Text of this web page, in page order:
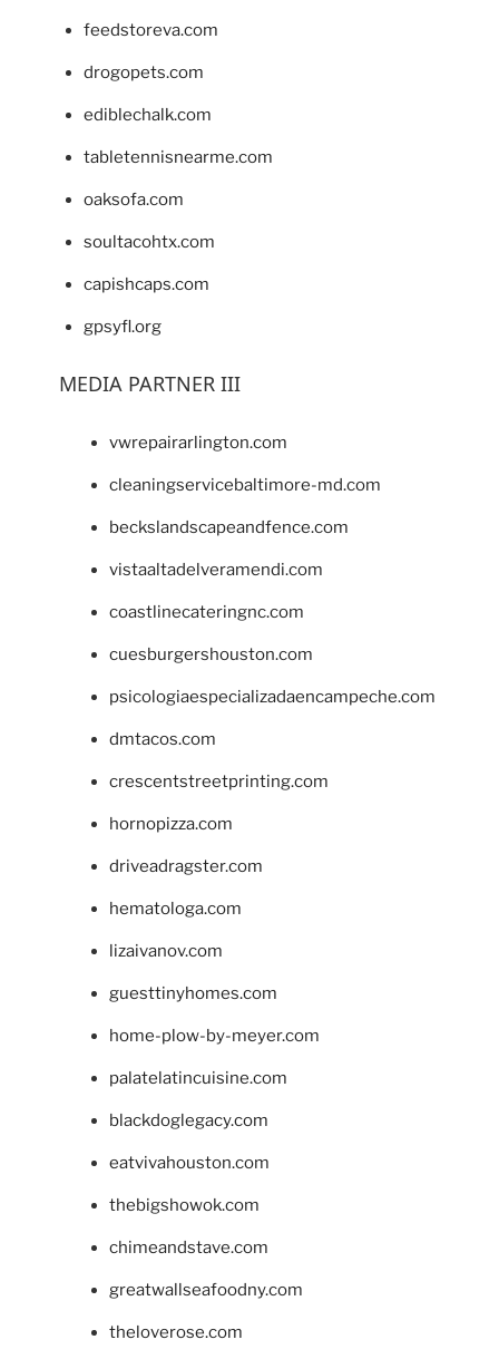
feedstoreva.com
drogopets.com
ediblechalk.com
tabletennisnearme.com
oaksofa.com
soultacohtx.com
capishcaps.com
gpsyfl.org
MEDIA PARTNER III
vwrepairarlington.com
cleaningservicebaltimore-md.com
beckslandscapeandfence.com
vistaaltadelveramendi.com
coastlinecateringnc.com
cuesburgershouston.com
psicologiaespecializadaencampeche.com
dmtacos.com
crescentstreetprinting.com
hornopizza.com
driveadragster.com
hematologa.com
lizaivanov.com
guesttinyhomes.com
home-plow-by-meyer.com
palatelatincuisine.com
blackdoglegacy.com
eatvivahouston.com
thebigshowok.com
chimeandstave.com
greatwallseafoodny.com
theloverose.com